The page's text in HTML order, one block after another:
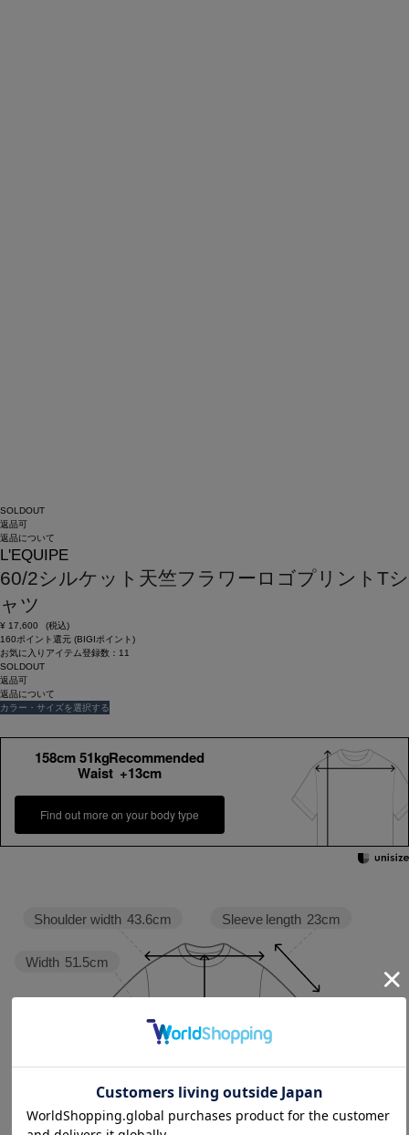
SOLDOUT
返品可
返品について
L'EQUIPE
60/2シルケット天竺フラワーロゴプリントTシ
ャツ
¥ 17,600
(税込)
160ポイント還元 (BIGIポイント)
お気に入りアイテム登録数： 11
SOLDOUT
返品可
返品について
カラー・サイズを選択する
158cm 51kgRecommended
Waist +13cm
Find out more on your body type
Sleeve length 23cm
Width 51.5cm
Shoulder width 43.6cm